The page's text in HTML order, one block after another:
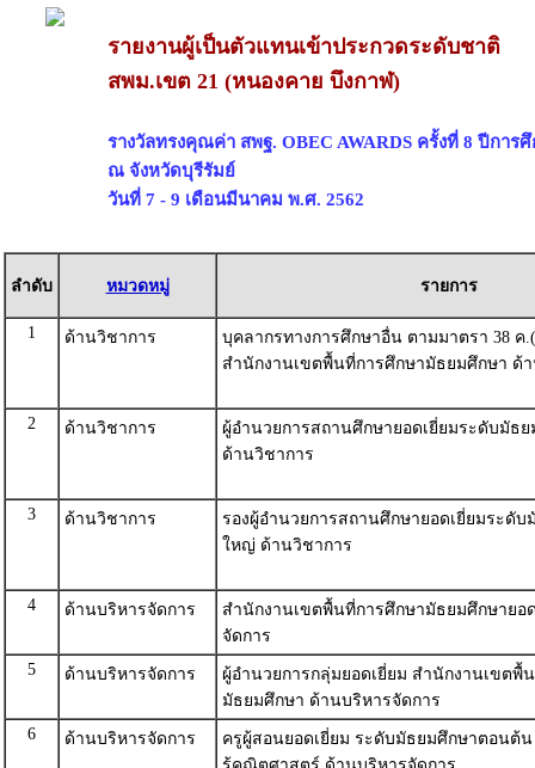
รายงานผู้เป็นตัวแทนเข้าประกวดระดับชาติ
สพม.เขต 21 (หนองคาย บึงกาฬ)
รางวัลทรงคุณค่า สพฐ. OBEC AWARDS ครั้งที่ 8 ปีการ
ณ จังหวัดบุรีรัมย์
วันที่ 7 - 9 เดือนมีนาคม พ.ศ. 2562
ลำดับ หมวดหมู่ รายการ
1 ด้านวิชาการ
บุคลากรทางการศึกษาอื่น ตามมาตรา 38 ค
สำนักงานเขตพื้นที่การศึกษามัธยมศึกษา ด้
2 ด้านวิชาการ
ผู้อำนวยการสถานศึกษายอดเยี่ยมระดับมัธ
ด้านวิชาการ
3 ด้านวิชาการ
รองผู้อำนวยการสถานศึกษายอดเยี่ยมระดั
ใหญ่ ด้านวิชาการ
4 ด้านบริหารจัดการ
สำนักงานเขตพื้นที่การศึกษามัธยมศึกษายอ
จัดการ
5
ด้านบริหารจัดการ
ผู้อำนวยการกลุ่มยอดเยี่ยม สำนักงานเขตพื้
มัธยมศึกษา ด้านบริหารจัดการ
6
ด้านบริหารจัดการ
ครูผู้สอนยอดเยี่ยม ระดับมัธยมศึกษาตอนต้น